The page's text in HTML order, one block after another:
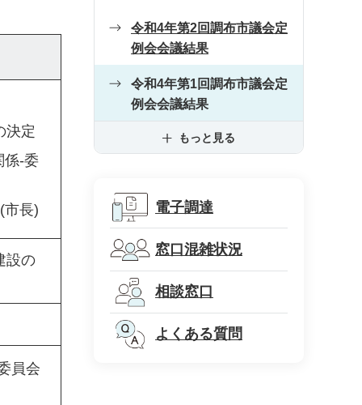
決定
係-委
市長)
設の
員会
令和4年第2回調布市議会定
例会会議結果
令和4年第1回調布市議会定
例会会議結果
もっと見る
電子調達
窓口混雑状況
相談窓口
よくある質問